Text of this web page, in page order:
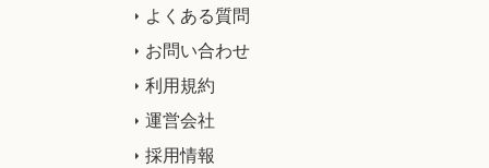
よくある質問
お問い合わせ
利用規約
運営会社
採用情報